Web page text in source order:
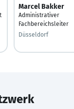
Marcel Bakker
Administrativer
Fachbereichsleiter
Düsseldorf